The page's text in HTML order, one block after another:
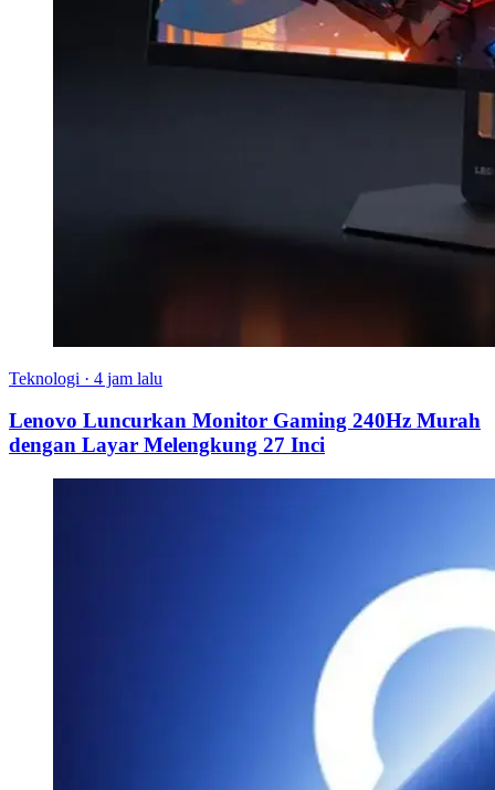
Teknologi · 4 jam lalu
Lenovo Luncurkan Monitor Gaming 240Hz Murah
dengan Layar Melengkung 27 Inci